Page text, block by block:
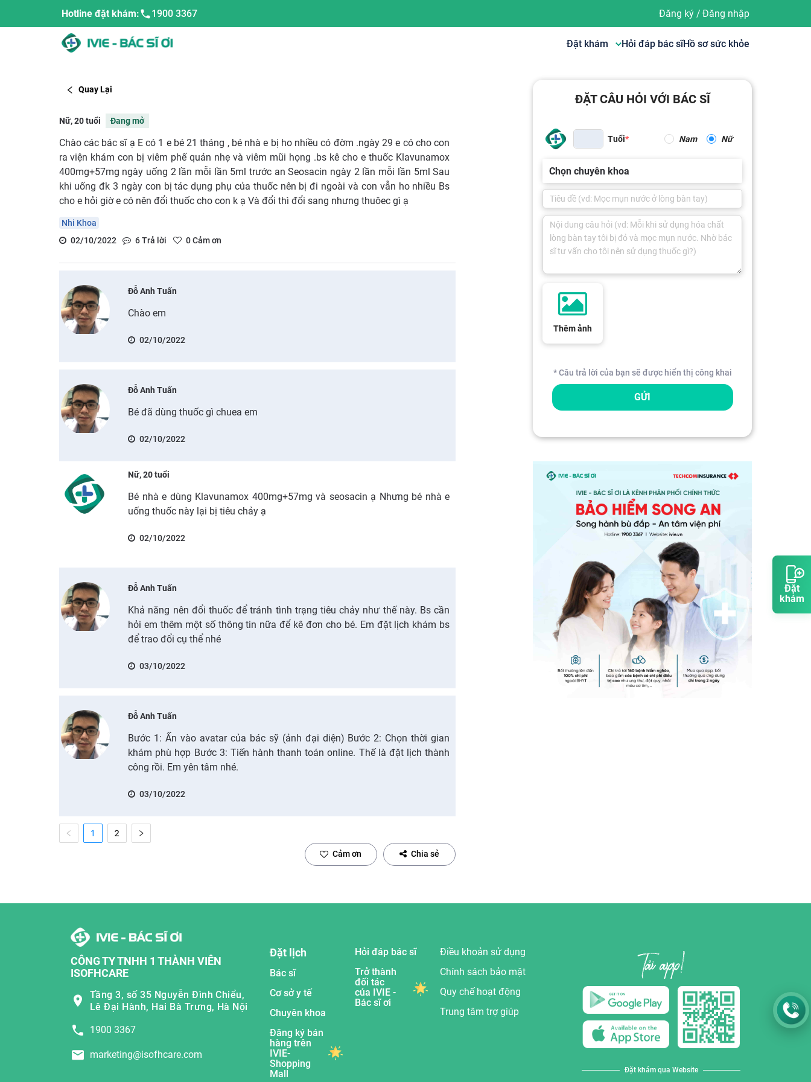
Đặt
khám
Hotline đặt khám: 1900 3367 Đăng ký/ Đăng nhập
Đặt khám Hỏi đáp bác sĩHồ sơ sức khỏe
Quay Lại
Nữ, 20 tuổi Đang mở
Chào các bác sĩ ạ E có 1 e bé 21 tháng , bé nhà e bị ho nhiều có đờm .ngày 29 e có cho con
ra viện khám con bị viêm phế quản nhẹ và viêm mũi họng .bs kê cho e thuốc Klavunamox
400mg+57mg ngày uống 2 lần mỗi lần 5ml trước an Seosacin ngày 2 lần mỗi lần 5ml Sau
khi uống đk 3 ngày con bị tác dụng phụ của thuốc nên bị đi ngoài và con vẫn ho nhiều Bs
cho e hỏi giờ e có nên đổi thuốc cho con k ạ Và đổi thì đổi sang nhưng thuôec gì ạ
Nhi Khoa
02/10/2022
6Trả lời 0Cảm ơn
Đỗ Anh Tuấn
Chào em
02/10/2022
Đỗ Anh Tuấn
Bé đã dùng thuốc gì chuea em
02/10/2022
Nữ, 20 tuổi
Bé nhà e dùng Klavunamox 400mg+57mg và seosacin ạ Nhưng bé nhà e
uống thuốc này lại bị tiêu chảy ạ
02/10/2022
Đỗ Anh Tuấn
Khả năng nên đổi thuốc để tránh tình trạng tiêu chảy như thế này. Bs cần
hỏi em thêm một số thông tin nữa để kê đơn cho bé. Em đặt lịch khám bs
để trao đổi cụ thể nhé
03/10/2022
Đỗ Anh Tuấn
Bước 1: Ấn vào avatar của bác sỹ (ảnh đại diện) Bước 2: Chọn thời gian
khám phù hợp Bước 3: Tiến hành thanh toán online. Thế là đặt lịch thành
công rồi. Em yên tâm nhé.
03/10/2022
1 2
Cảm ơn Chia sẻ
ĐẶT CÂU HỎI VỚI BÁC SĨ
Tuổi Nam Nữ
Chọn chuyên khoa
Thêm ảnh
* Câu trả lời của bạn sẽ được hiển thị công khai
GỬI
CÔNG TY TNHH 1 THÀNH VIÊN
ISOFHCARE
Tầng 3, số 35 Nguyễn Đình Chiểu,
Lê Đại Hành, Hai Bà Trưng, Hà Nội
1900 3367
marketing@isofhcare.com
Đặt lịch
Bác sĩ
Cơ sở y tế
Chuyên khoa
Đăng ký bán
hàng trên
IVIE-
Shopping
Mall
Hỏi đáp bác sĩ
Trở thành
đối tác
của IVIE -
Bác sĩ ơi
Điều khoản sử dụng
Chính sách bảo mật
Quy chế hoạt động
Trung tâm trợ giúp
Đặt khám qua Website